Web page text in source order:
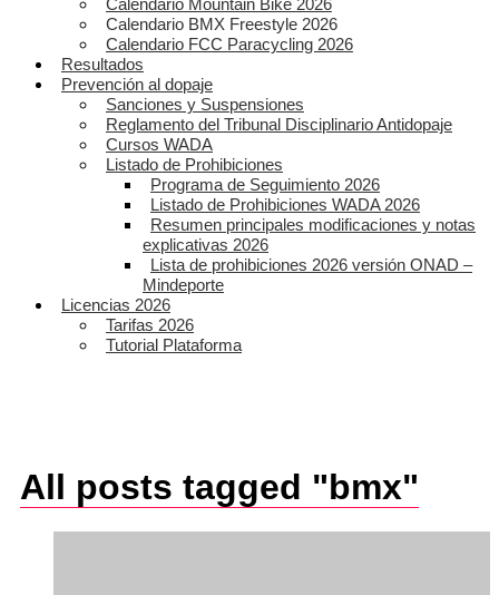
Calendario Mountain Bike 2026
Calendario BMX Freestyle 2026
Calendario FCC Paracycling 2026
Resultados
Prevención al dopaje
Sanciones y Suspensiones
Reglamento del Tribunal Disciplinario Antidopaje
Cursos WADA
Listado de Prohibiciones
Programa de Seguimiento 2026
Listado de Prohibiciones WADA 2026
Resumen principales modificaciones y notas
explicativas 2026
Lista de prohibiciones 2026 versión ONAD –
Mindeporte
Licencias 2026
Tarifas 2026
Tutorial Plataforma
All posts tagged "bmx"